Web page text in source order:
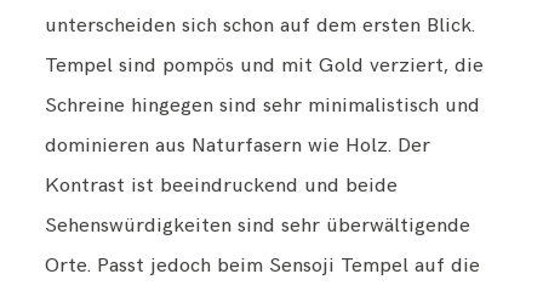
unterscheiden sich schon auf dem ersten Blick.
Tempel sind pompös und mit Gold verziert, die
Schreine hingegen sind sehr minimalistisch und
dominieren aus Naturfasern wie Holz. Der
Kontrast ist beeindruckend und beide
Sehenswürdigkeiten sind sehr überwältigende
Orte. Passt jedoch beim Sensoji Tempel auf die